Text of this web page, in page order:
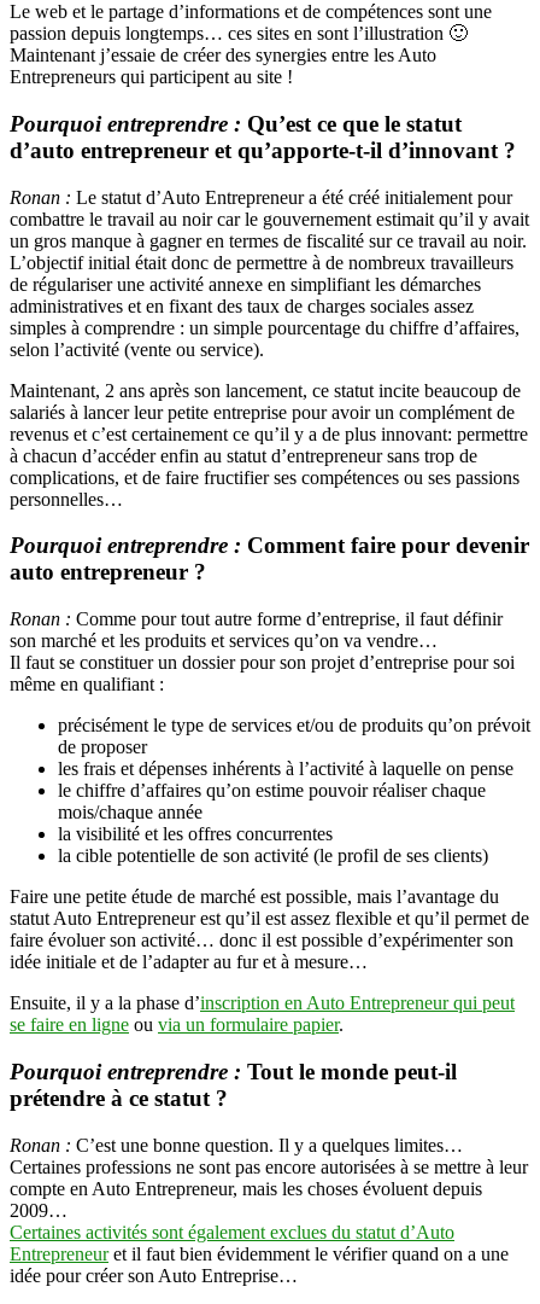
Le web et le partage d’informations et de compétences sont une
passion depuis longtemps… ces sites en sont l’illustration 🙂
Maintenant j’essaie de créer des synergies entre les Auto
Entrepreneurs qui participent au site !
Pourquoi entreprendre : Qu’est ce que le statut
d’auto entrepreneur et qu’apporte-t-il d’innovant ?
Ronan : Le statut d’Auto Entrepreneur a été créé initialement pour
combattre le travail au noir car le gouvernement estimait qu’il y avait
un gros manque à gagner en termes de fiscalité sur ce travail au noir.
L’objectif initial était donc de permettre à de nombreux travailleurs
de régulariser une activité annexe en simplifiant les démarches
administratives et en fixant des taux de charges sociales assez
simples à comprendre : un simple pourcentage du chiffre d’affaires,
selon l’activité (vente ou service).
Maintenant, 2 ans après son lancement, ce statut incite beaucoup de
salariés à lancer leur petite entreprise pour avoir un complément de
revenus et c’est certainement ce qu’il y a de plus innovant: permettre
à chacun d’accéder enfin au statut d’entrepreneur sans trop de
complications, et de faire fructifier ses compétences ou ses passions
personnelles…
Pourquoi entreprendre : Comment faire pour devenir
auto entrepreneur ?
Ronan : Comme pour tout autre forme d’entreprise, il faut définir
son marché et les produits et services qu’on va vendre…
Il faut se constituer un dossier pour son projet d’entreprise pour soi
même en qualifiant :
précisément le type de services et/ou de produits qu’on prévoit
de proposer
les frais et dépenses inhérents à l’activité à laquelle on pense
le chiffre d’affaires qu’on estime pouvoir réaliser chaque
mois/chaque année
la visibilité et les offres concurrentes
la cible potentielle de son activité (le profil de ses clients)
Faire une petite étude de marché est possible, mais l’avantage du
statut Auto Entrepreneur est qu’il est assez flexible et qu’il permet de
faire évoluer son activité… donc il est possible d’expérimenter son
idée initiale et de l’adapter au fur et à mesure…
Ensuite, il y a la phase d’inscription en Auto Entrepreneur qui peut
se faire en ligne ou via un formulaire papier.
Pourquoi entreprendre : Tout le monde peut-il
prétendre à ce statut ?
Ronan : C’est une bonne question. Il y a quelques limites…
Certaines professions ne sont pas encore autorisées à se mettre à leur
compte en Auto Entrepreneur, mais les choses évoluent depuis
2009…
Certaines activités sont également exclues du statut d’Auto
Entrepreneuret il faut bien évidemment le vérifier quand on a une
idée pour créer son Auto Entreprise…